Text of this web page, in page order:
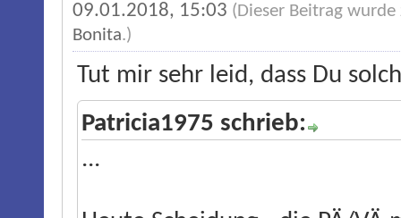
09.01.2018, 15:03 (Dieser Beitrag
Bonita.)
Tut mir sehr leid, dass Du
Patricia1975 schrieb:
...